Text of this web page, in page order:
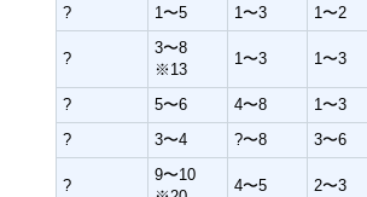
?
1〜5 1〜3 1〜2
?
3〜8
※13
1〜3 1〜3
? 5〜6 4〜8
1〜3
?
3〜4 ?〜8 3〜6
?
9〜10
4〜5 2〜3